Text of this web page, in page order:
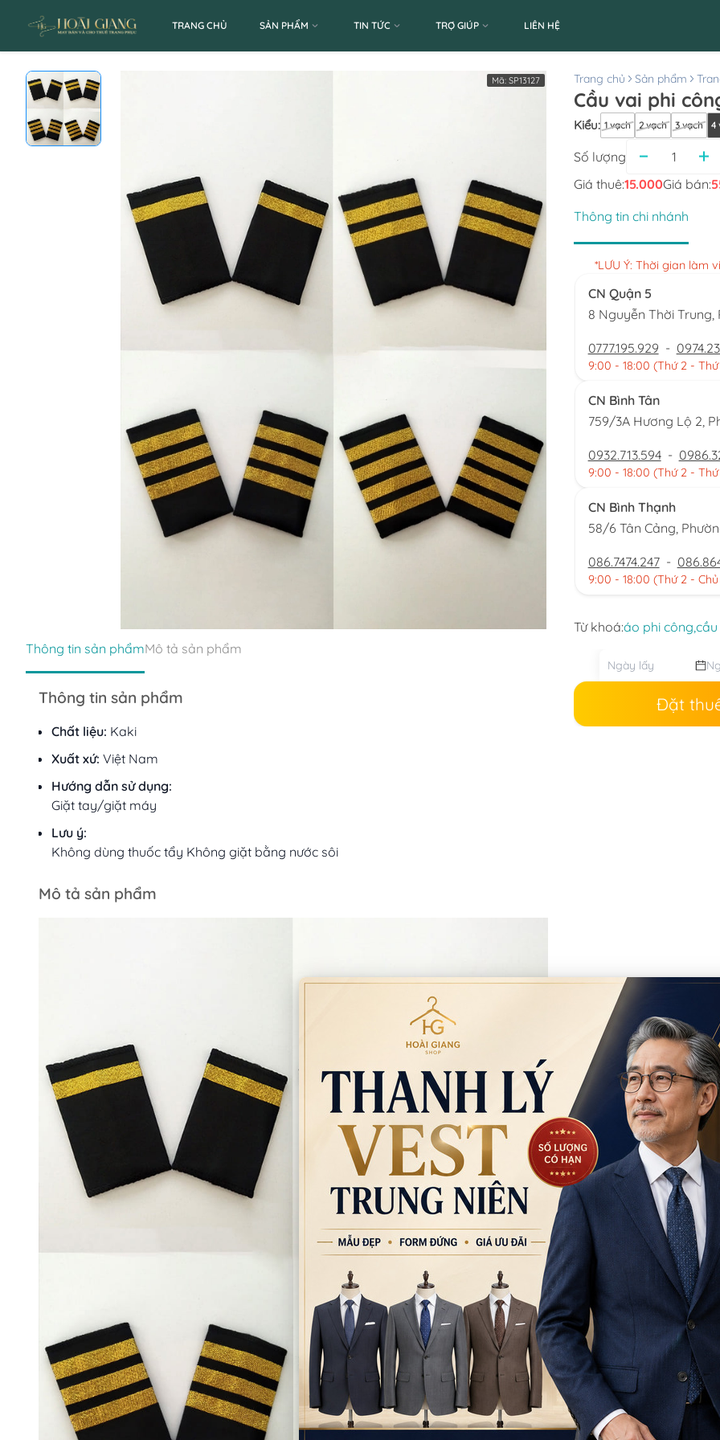
TRANG CHỦ SẢN PHẨM TIN TỨC TRỢ GIÚP LIÊN HỆ
Mã: SP13127
Thông tin sản phẩmMô tả sản phẩm
Thông tin sản phẩm
Chất liệu: Kaki
Xuất xứ: Việt Nam
Hướng dẫn sử dụng:
Giặt tay/giặt máy
Lưu ý:
Không dùng thuốc tẩy Không giặt bằng nước sôi
Mô tả sản phẩm
Trang chủ Sản phẩm
Cầu vai phi
Kiểu: 1 vạch 2 vạch 3 vạch 4
Số lượng
Giá thuê:15.000Giá bán:
Thông tin chi nhánh
*LƯU Ý: Thời gian làm
CN Quận 5
8 Nguyễn Thời Trung,
0777.195.929 -
9:00 - 18:00 (Thứ 2 - Thứ
CN Bình Tân
759/3A Hương Lộ 2,
0932.713.594 -
9:00 - 18:00 (Thứ 2 - Thứ
CN Bình Thạnh
58/6 Tân Cảng,
086.7474.247 -
9:00 - 18:00 (Thứ 2 -
Từ khoá:áo phi công,cầu
Đặt